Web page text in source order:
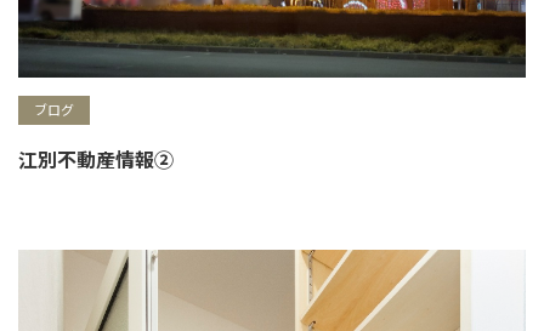
ブログ
江別不動産情報②